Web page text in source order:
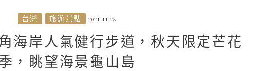
台灣 旅遊景點 2021-11-25
海岸人氣健行步道，秋天限定芒花
，眺望海景龜山島